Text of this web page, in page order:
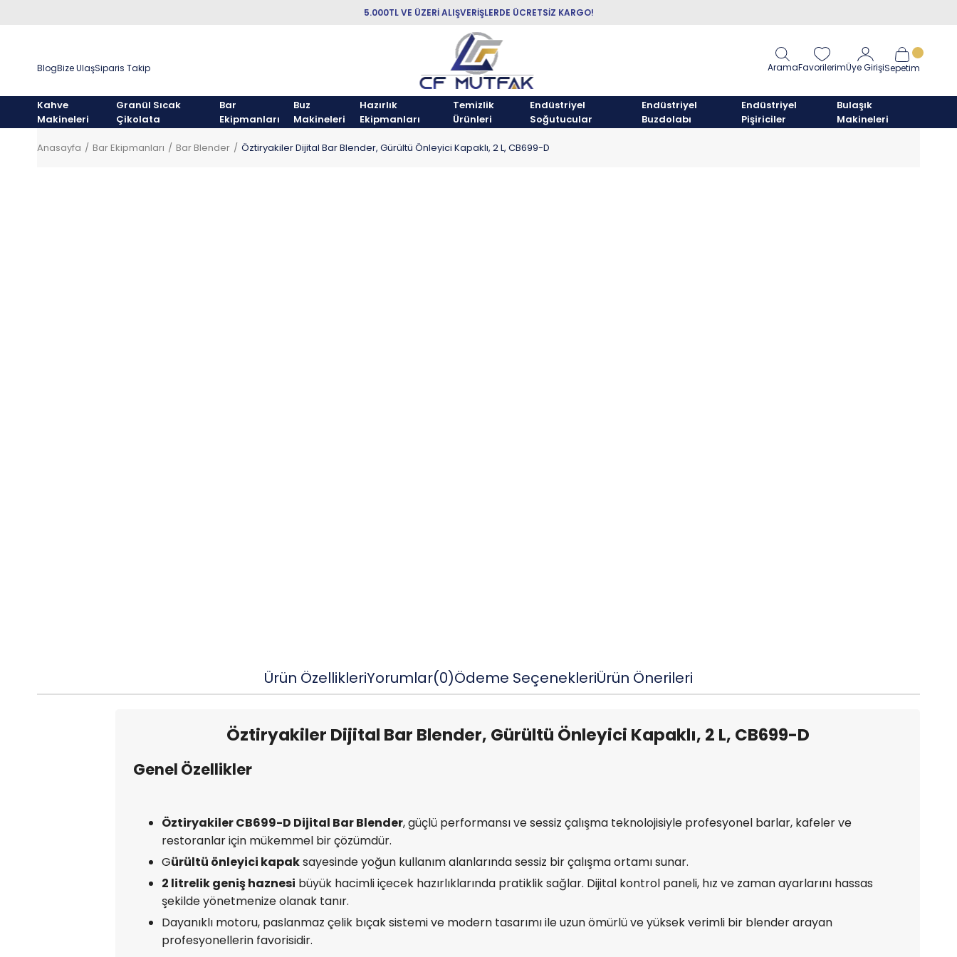
5.000TL VE ÜZERİ ALIŞVERİŞLERDE ÜCRETSİZ KARGO!
BlogBize UlaşSiparis Takip AramaFavorilerimÜye GirişiSepetim
Kahve
Makineleri
Granül Sıcak
Çikolata
Bar
Ekipmanları
Buz
Makineleri
Hazırlık
Ekipmanları
Temizlik
Ürünleri
Endüstriyel
Soğutucular
Endüstriyel
Buzdolabı
Endüstriyel
Pişiriciler
Bulaşık
Makineleri
Anasayfa Bar Ekipmanları Bar Blender Öztiryakiler Dijital Bar Blender, Gürültü Önleyici Kapaklı, 2 L, CB699-D
Ürün ÖzellikleriYorumlar(0)Ödeme SeçenekleriÜrün Önerileri
Öztiryakiler Dijital Bar Blender, Gürültü Önleyici Kapaklı, 2 L, CB699-D
Genel Özellikler
Öztiryakiler CB699-D Dijital Bar Blender, güçlü performansı ve sessiz çalışma teknolojisiyle profesyonel barlar, kafeler ve
restoranlar için mükemmel bir çözümdür.
Gürültü önleyici kapaksayesinde yoğun kullanım alanlarında sessiz bir çalışma ortamı sunar.
2 litrelik geniş haznesi büyük hacimli içecek hazırlıklarında pratiklik sağlar. Dijital kontrol paneli, hız ve zaman ayarlarını hassas
şekilde yönetmenize olanak tanır.
Dayanıklı motoru, paslanmaz çelik bıçak sistemi ve modern tasarımı ile uzun ömürlü ve yüksek verimli bir blender arayan
profesyonellerin favorisidir.